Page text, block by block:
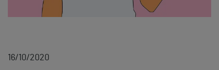
16/10/2020